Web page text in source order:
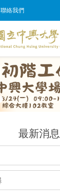
聯絡我們
最新消息